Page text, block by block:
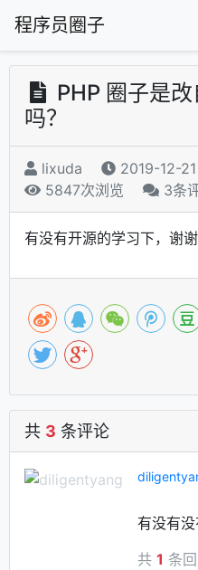
程序员圈子
PHP 圈子是
吗？
lixuda
2019-12-
5847次浏览
3条
有没有开源的学习下，谢谢
共 3 条评论
有没有
共 1 条